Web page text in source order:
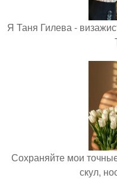
Я Таня Гилева -
Сохраняйте мои
скул,